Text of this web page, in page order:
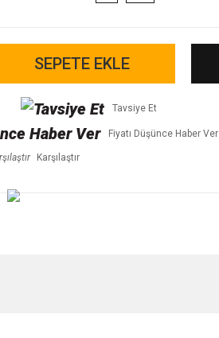
SEPETE EKLE
Tavsiye Et
Fiyatı Düşünce Haber Ver
Karşılaştır